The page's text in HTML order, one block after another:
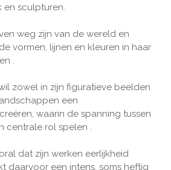
sculpturen.
weg zijn van de wereld en
vormen, lijnen en kleuren in haar
.
zowel in zijn figuratieve beelden
een
waarin de spanning tussen
centrale rol spelen .
dat zijn werken eerlijkheid
daarvoor een intens, soms heftig